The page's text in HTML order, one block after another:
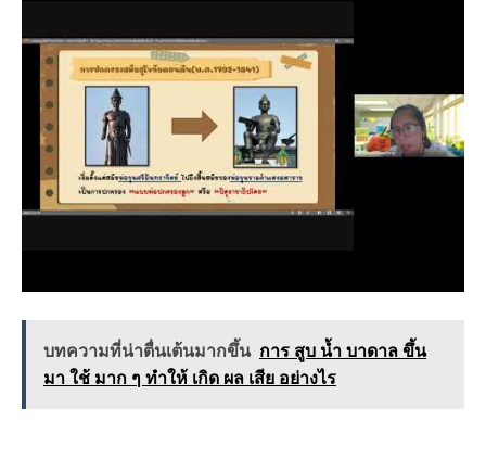
บทความที่น่าตื่นเต้นมากขึ้น การ สูบ น้ำ บาดาล ขึ้น
มา ใช้ มาก ๆ ทำให้ เกิด ผล เสีย อย่างไร